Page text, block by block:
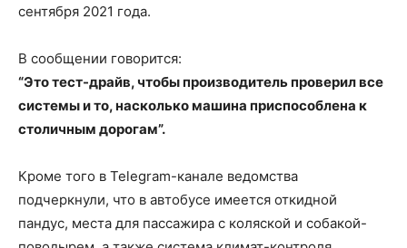
сентября 2021 года.
В сообщении говорится:
“Это тест-драйв, чтобы производитель проверил все
системы и то, насколько машина приспособлена к
столичным дорогам”.
Кроме того в Telegram-канале ведомства
подчеркнули, что в автобусе имеется откидной
пандус, места для пассажира с коляской и собакой-